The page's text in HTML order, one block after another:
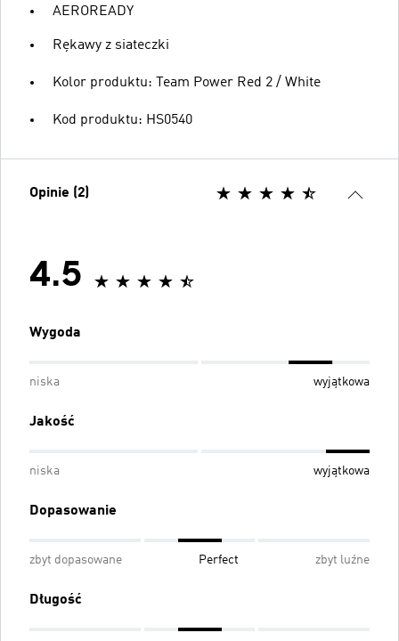
AEROREADY
Rękawy z siateczki
Kolor produktu: Team Power Red 2 / White
Kod produktu: HS0540
Opinie (2)
4.5
Wygoda
niska wyjątkowa
Jakość
niska wyjątkowa
Dopasowanie
zbyt dopasowane Perfect zbyt luźne
Długość